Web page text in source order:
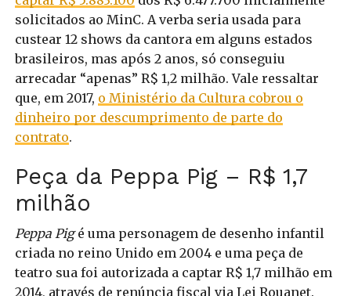
solicitados ao MinC. A verba seria usada para
custear 12 shows da cantora em alguns estados
brasileiros, mas após 2 anos, só conseguiu
arrecadar “apenas” R$ 1,2 milhão. Vale ressaltar
que, em 2017, o Ministério da Cultura cobrou o
dinheiro por descumprimento de parte do
contrato.
Peça da Peppa Pig – R$ 1,7
milhão
Peppa Pigé uma personagem de desenho infantil
criada no reino Unido em 2004 e uma peça de
teatro sua foi autorizada a captar R$ 1,7 milhão em
2014, através de renúncia fiscal via Lei Rouanet.